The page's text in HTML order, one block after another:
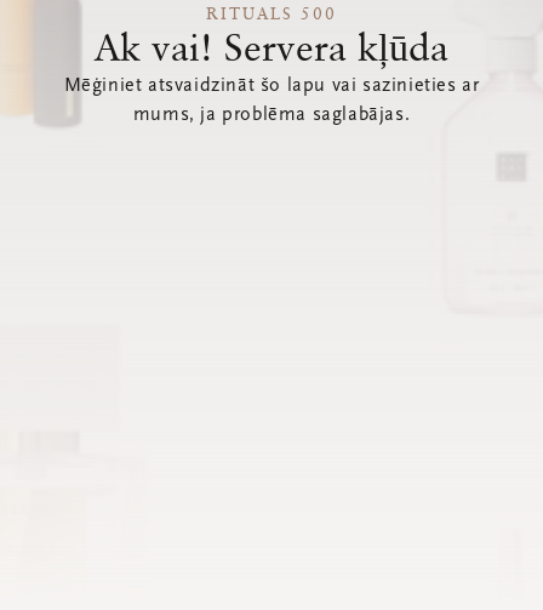
RITUALS 500
Ak vai! Servera kļūda
Mēģiniet atsvaidzināt šo lapu vai sazinieties ar
mums, ja problēma saglabājas.